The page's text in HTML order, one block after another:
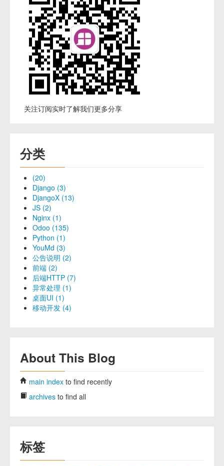
关注订阅实时了解我们更多分享
分类
(20)
Django (3)
DjangoX (13)
JS (2)
Nginx (1)
Odoo (135)
Python (1)
YouMd (3)
公告说明 (2)
前端 (2)
后端HTTP (7)
异常处理 (1)
桌面UI (1)
移动开发 (4)
About This Blog
main index to find recently
archives to find all
标签